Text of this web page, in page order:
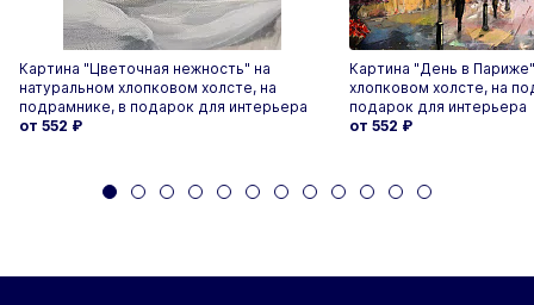
Картина "Цветочная нежность" на
натуральном хлопковом холсте, на
подрамнике, в подарок для интерьера
от 552 ₽
Картина "День в
хлопковом холсте, на
подарок для интерьера
от 552 ₽